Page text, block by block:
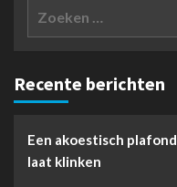
Recente berichten
Een akoestisch
laat klinken